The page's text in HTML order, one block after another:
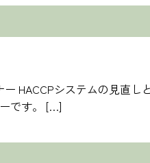
HACCPシステムの見直し
です。 […]